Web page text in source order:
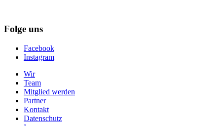
Folge uns
Facebook
Instagram
Wir
Team
Mitglied werden
Partner
Kontakt
Datenschutz